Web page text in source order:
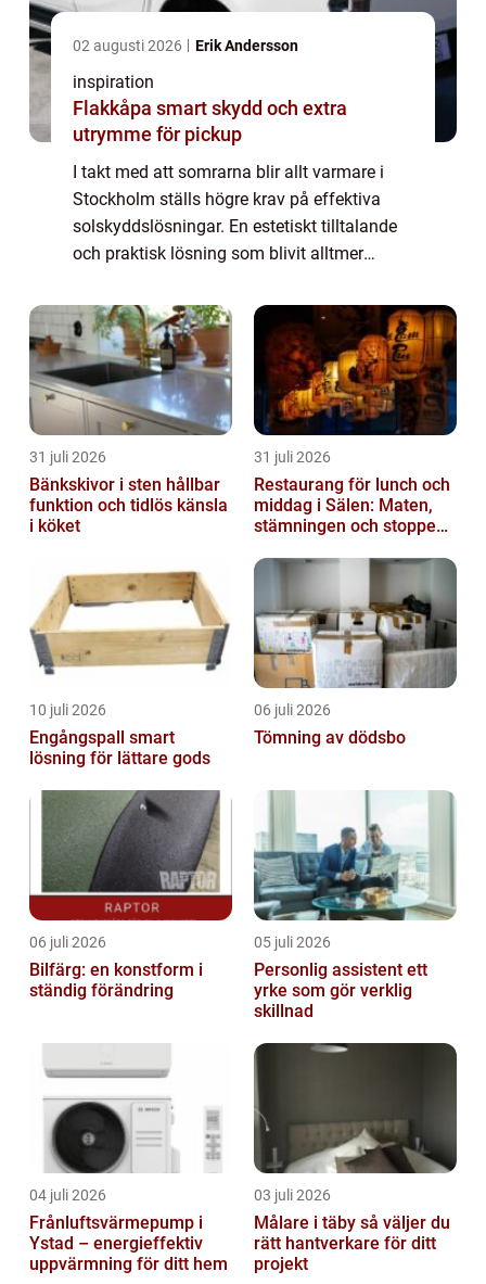
02 augusti 2026 Erik Andersson
inspiration
Flakkåpa smart skydd och extra
utrymme för pickup
I takt med att somrarna blir allt varmare i
Stockholm ställs högre krav på effektiva
solskyddslösningar. En estetiskt tilltalande
och praktisk lösning som blivit alltmer
31 juli 2026
Bänkskivor i sten hållbar
funktion och tidlös känsla
i köket
31 juli 2026
Restaurang för lunch och
middag i Sälen: Maten,
stämningen och stoppen
10 juli 2026
Engångspall smart
lösning för lättare gods
06 juli 2026
Tömning av dödsbo
06 juli 2026
Bilfärg: en konstform i
ständig förändring
05 juli 2026
Personlig assistent ett
yrke som gör verklig
skillnad
04 juli 2026
Frånluftsvärmepump i
Ystad – energieffektiv
uppvärmning för ditt hem
03 juli 2026
Målare i täby så väljer du
rätt hantverkare för ditt
projekt